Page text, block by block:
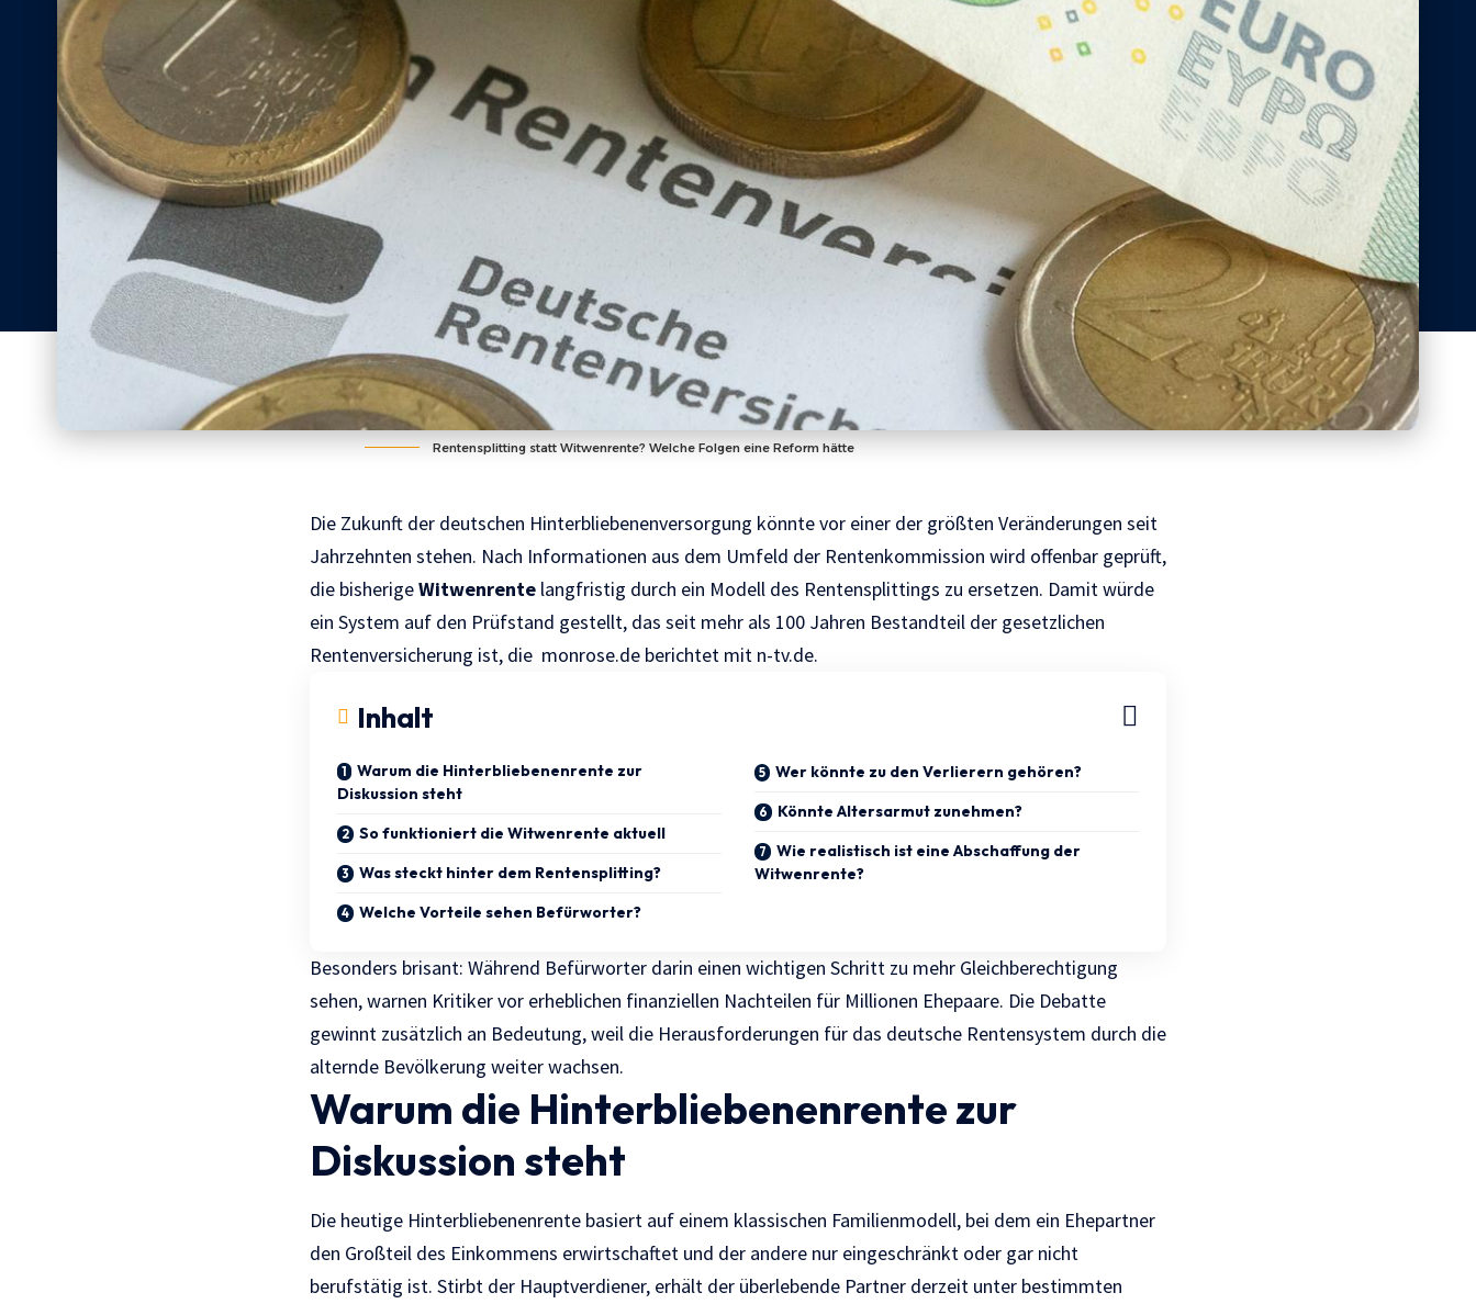
Rentensplitting statt Witwenrente? Welche Folgen eine Reform hätte
Die Zukunft der deutschen Hinterbliebenenversorgung könnte vor einer der größten Veränderungen seit
Jahrzehnten stehen. Nach Informationen aus dem Umfeld der Rentenkommission wird offenbar geprüft,
die bisherigeWitwenrente langfristig durch ein Modell des Rentensplittings zu ersetzen. Damit würde
ein System auf den Prüfstand gestellt, das seit mehr als 100 Jahren Bestandteil der gesetzlichen
Rentenversicherung ist, die monrose.de berichtet mit n-tv.de.
Inhalt
Warum die Hinterbliebenenrente zur
Diskussion steht
So funktioniert die Witwenrente aktuell
Was steckt hinter dem Rentensplitting?
Welche Vorteile sehen Befürworter?
Wer könnte zu den Verlierern gehören?
Könnte Altersarmut zunehmen?
Wie realistisch ist eine Abschaffung der
Witwenrente?
Besonders brisant: Während Befürworter darin einen wichtigen Schritt zu mehr Gleichberechtigung
sehen, warnen Kritiker vor erheblichen finanziellen Nachteilen für Millionen Ehepaare. Die Debatte
gewinnt zusätzlich an Bedeutung, weil die Herausforderungen für das deutsche Rentensystem durch die
alternde Bevölkerung weiter wachsen.
Warum die Hinterbliebenenrente zur
Diskussion steht
Die heutige Hinterbliebenenrente basiert auf einem klassischen Familienmodell, bei dem ein Ehepartner
den Großteil des Einkommens erwirtschaftet und der andere nur eingeschränkt oder gar nicht
berufstätig ist. Stirbt der Hauptverdiener, erhält der überlebende Partner derzeit unter bestimmten